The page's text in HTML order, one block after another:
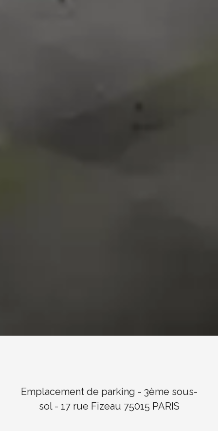
Emplacement de parking - 3ème sous-
sol - 17 rue Fizeau 75015 PARIS